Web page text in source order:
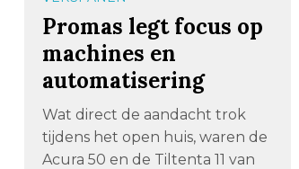
Promas legt focus op
machines en
automatisering
Wat direct de aandacht trok
tijdens het open huis, waren de
Acura 50 en de Tiltenta 11 van